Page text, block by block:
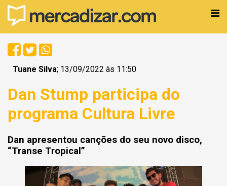
Tuane Silva; 13/09/2022 às 11:50
Dan Stump participa do
programa Cultura Livre
Dan apresentou canções do seu novo disco,
“Transe Tropical”